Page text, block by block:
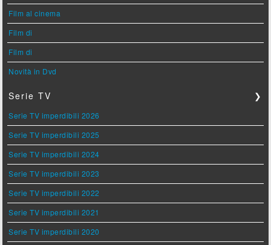
Film al cinema
Film di
Film di
Novità in Dvd
Serie TV ❯
Serie TV imperdibili 2026
Serie TV imperdibili 2025
Serie TV imperdibili 2024
Serie TV imperdibili 2023
Serie TV imperdibili 2022
Serie TV imperdibili 2021
Serie TV imperdibili 2020